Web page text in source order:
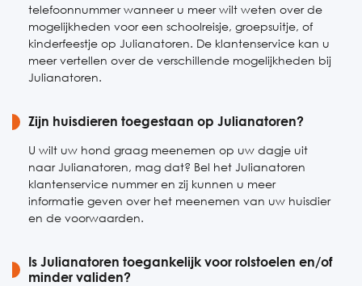
telefoonnummer wanneer u meer wilt weten over de
mogelijkheden voor een schoolreisje, groepsuitje, of
kinderfeestje op Julianatoren. De klantenservice kan u
meer vertellen over de verschillende mogelijkheden bij
Julianatoren.
Zijn huisdieren toegestaan op Julianatoren?
U wilt uw hond graag meenemen op uw dagje uit
naar Julianatoren, mag dat? Bel het Julianatoren
klantenservice nummer en zij kunnen u meer
informatie geven over het meenemen van uw huisdier
en de voorwaarden.
Is Julianatoren toegankelijk voor rolstoelen en/of
minder validen?